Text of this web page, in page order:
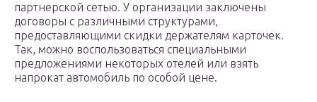
партнерской сетью. У организации заключены
договоры с различными структурами,
предоставляющими скидки держателям карточек.
Так, можно воспользоваться специальными
предложениями некоторых отелей или взять
напрокат автомобиль по особой цене.